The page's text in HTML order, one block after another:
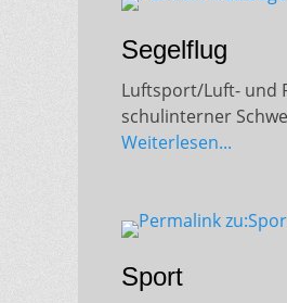
Segelflug
Luftsport/Luft- und
schulinterner
Weiterlesen...
Sport